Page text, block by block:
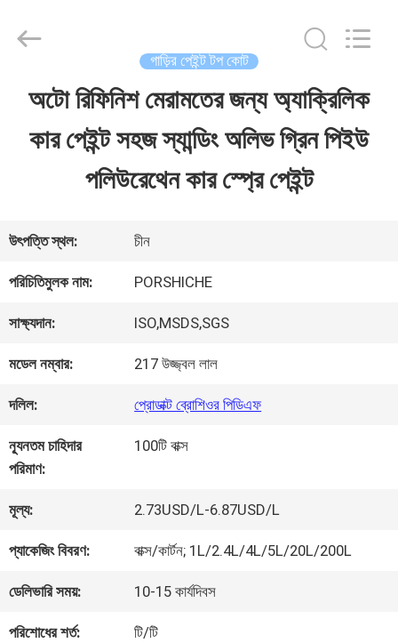
বাড়ি
ভিডিও
আমাদের
সম্পর্কে
কারখানা
ভ্রমণ
মান
নিয়ন্ত্রণ
আমাদের
Chemical
Reserved.
গাড়ির পেইন্ট টপ কোট
অটো রিফিনিশ মেরামতের জন্য অ্যাক্রিলিক
কার পেইন্ট সহজ স্যান্ডিং অলিভ গ্রিন পিইউ
পলিউরেথেন কার স্প্রে পেইন্ট
উৎপত্তি স্থল: চীন
পরিচিতিমুলক নাম: PORSHICHE
সাক্ষ্যদান: ISO,MSDS,SGS
মডেল নম্বার: 217 উজ্জ্বল লাল
দলিল: প্রোডাক্ট ব্রোশিওর পিডিএফ
ন্যূনতম চাহিদার
পরিমাণ:
100টি বাক্স
মূল্য: 2.73USD/L-6.87USD/L
প্যাকেজিং বিবরণ: বাক্স/কার্টন; 1L/2.4L/4L/5L/20L/200L
ডেলিভারি সময়: 10-15 কার্যদিবস
পরিশোধের শর্ত: টি/টি